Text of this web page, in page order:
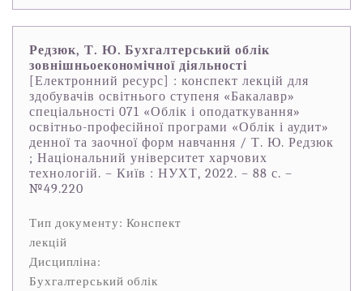
Редзюк, Т. Ю. Бухгалтерський облік
зовнішньоекономічної діяльності
[Електронний ресурс] : конспект лекцій для
здобувачів освітнього ступеня «Бакалавр»
спеціальності 071 «Облік і оподаткування»
освітньо-професійної програми «Облік і аудит»
денної та заочної форм навчання / Т. Ю. Редзюк
; Національний університет харчових
технологій. – Київ : НУХТ, 2022. – 88 с. –
№49.220
Тип документу: Конспект
лекцій
Дисципліна:
Бухгалтерський облік